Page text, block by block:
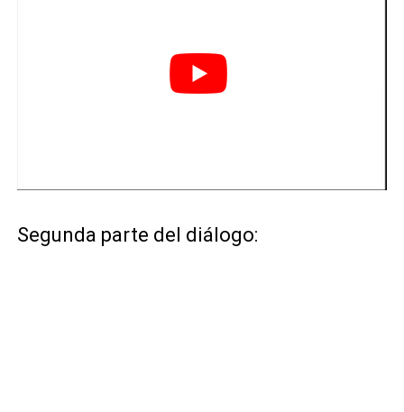
Segunda parte del diálogo: